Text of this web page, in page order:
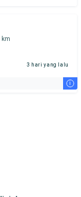
km
3 hari yang lalu
i